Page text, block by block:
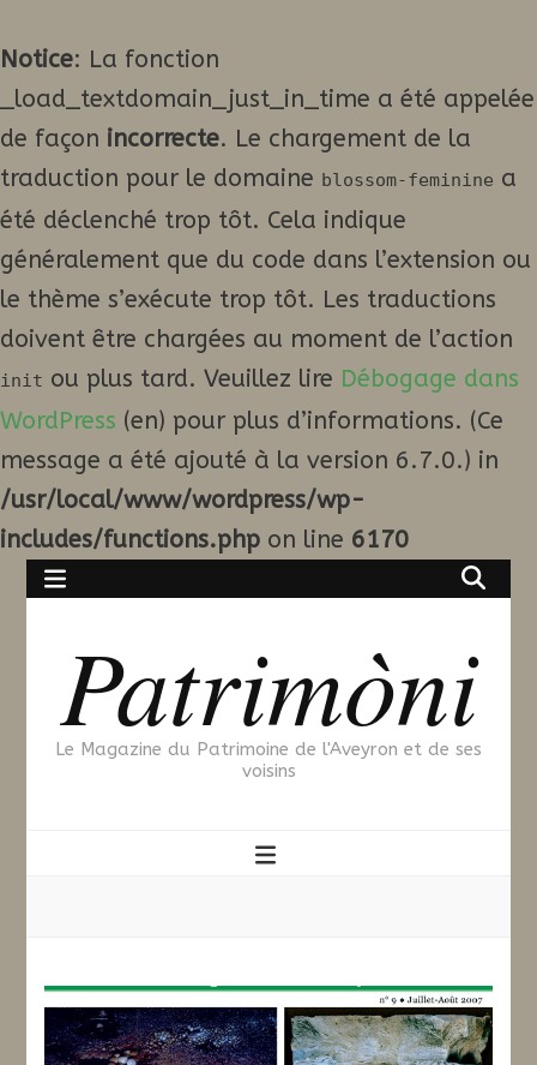
Notice: La fonction
_load_textdomain_just_in_time a été appelée
de façon incorrecte. Le chargement de la
traduction pour le domaine blossom-feminine a
été déclenché trop tôt. Cela indique
généralement que du code dans l’extension ou
le thème s’exécute trop tôt. Les traductions
doivent être chargées au moment de l’action
init ou plus tard. Veuillez lire Débogage dans
WordPress (en) pour plus d’informations. (Ce
message a été ajouté à la version 6.7.0.) in
/usr/local/www/wordpress/wp-
includes/functions.php on line 6170
Patrimòni
Le Magazine du Patrimoine de l'Aveyron et de ses
voisins